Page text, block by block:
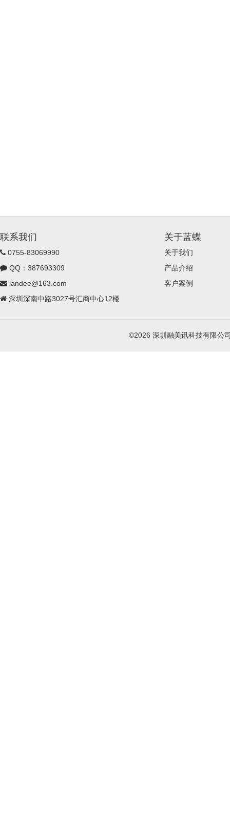
联系我们
0755-83069990
QQ：387693309
landee@163.com
深圳深南中路3027号汇商中心12楼
关于蓝蝶
关于我们
产品介绍
客户案例
©2026 深圳融美讯科技有限公